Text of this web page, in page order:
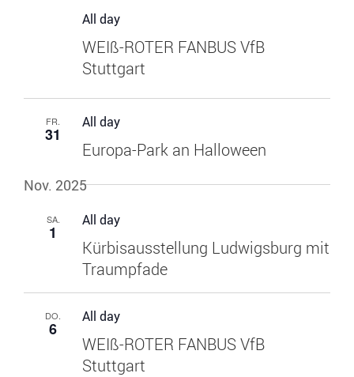
All day
WEIß-ROTER FANBUS VfB
Stuttgart
FR.
31
All day
Europa-Park an Halloween
Nov. 2025
SA.
1
All day
Kürbisausstellung Ludwigsburg mit
Traumpfade
DO.
6
All day
WEIß-ROTER FANBUS VfB
Stuttgart